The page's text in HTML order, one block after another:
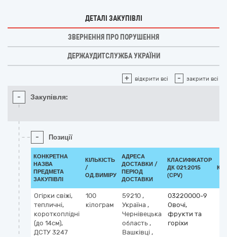
ДЕТАЛІ ЗАКУПІВЛІ
ЗВЕРНЕННЯ ПРО ПОРУШЕННЯ
ДЕРЖАУДИТСЛУЖБА УКРАЇНИ
+ відкрити всі - закрити всі
- Закупівля:
- Позиції
КОНКРЕТНА
НАЗВА
ПРЕДМЕТА
ЗАКУПІВЛІ
КІЛЬКІСТЬ
/
ОД.ВИМІРУ
АДРЕСА
ДОСТАВКИ /
ПЕРІОД
ДОСТАВКИ
КЛАСИФІКАТОР
ДК 021:2015
(CPV)
Огірки свіжі,
тепличні,
короткоплідні
(до 14см),
ДСТУ 3247
100
кілограм
59210 ,
Україна ,
Чернівецька
область ,
Вашківці ,
03220000-9
Овочі,
фрукти та
горіхи